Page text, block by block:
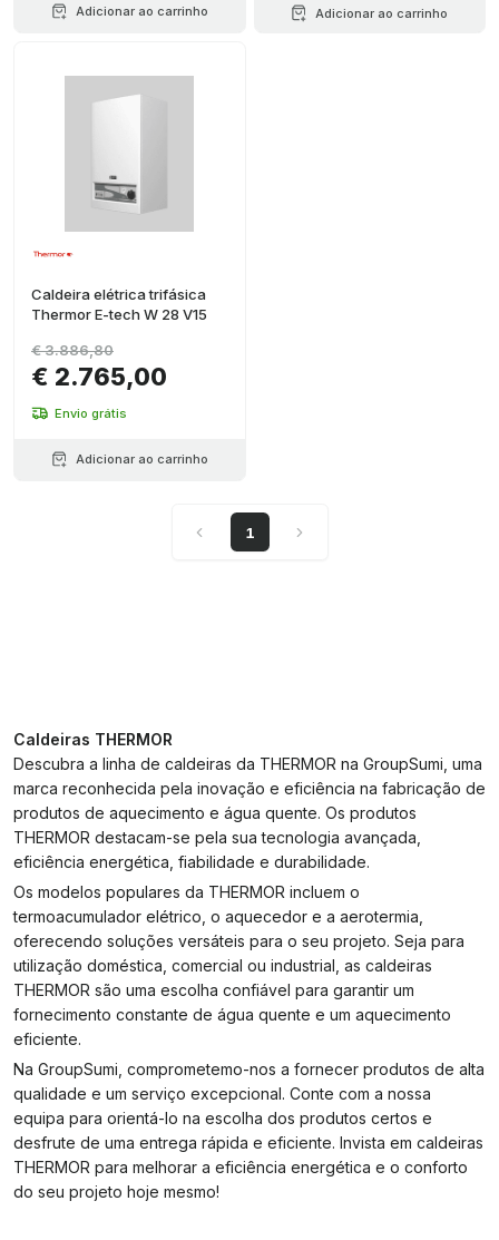
Adicionar ao carrinho Adicionar ao carrinho
Caldeira elétrica trifásica
Thermor E-tech W 28 V15
€ 2.765,00
€ 3.886,80
Envio grátis
Adicionar ao carrinho
1
Caldeiras THERMOR
Descubra a linha de caldeiras da THERMOR na GroupSumi, uma
marca reconhecida pela inovação e eficiência na fabricação de
produtos de aquecimento e água quente. Os produtos
THERMOR destacam-se pela sua tecnologia avançada,
eficiência energética, fiabilidade e durabilidade.
Os modelos populares da THERMOR incluem o
termoacumulador elétrico, o aquecedor e a aerotermia,
oferecendo soluções versáteis para o seu projeto. Seja para
utilização doméstica, comercial ou industrial, as caldeiras
THERMOR são uma escolha confiável para garantir um
fornecimento constante de água quente e um aquecimento
eficiente.
Na GroupSumi, comprometemo-nos a fornecer produtos de alta
qualidade e um serviço excepcional. Conte com a nossa
equipa para orientá-lo na escolha dos produtos certos e
desfrute de uma entrega rápida e eficiente. Invista em caldeiras
THERMOR para melhorar a eficiência energética e o conforto
do seu projeto hoje mesmo!